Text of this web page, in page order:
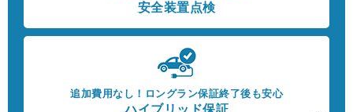
安全装置点検
追加費用なし！ ロングラン保証終了後も安心
ハイブリッド保証